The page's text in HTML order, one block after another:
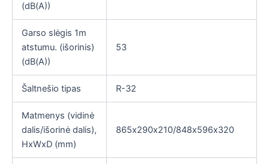
(dB(A))
Garso slėgis 1m
atstumu. (išorinis)
(dB(A))
53
Šaltnešio tipas R-32
Matmenys (vidinė
dalis/išorinė dalis),
HxWxD (mm)
865х290х210/848х596х320